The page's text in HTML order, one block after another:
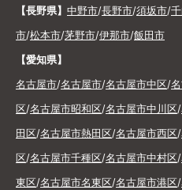
【長野県】 中野市/長野市/須坂市/
市/松本市/茅野市/伊那市/飯田市
【愛知県】
名古屋市/名古屋市/名古屋市中区/
区/名古屋市昭和区/名古屋市中川区/
田区/名古屋市熱田区/名古屋市西区/
区/名古屋市千種区/名古屋市中村区/
東区/名古屋市名東区/名古屋市港区/